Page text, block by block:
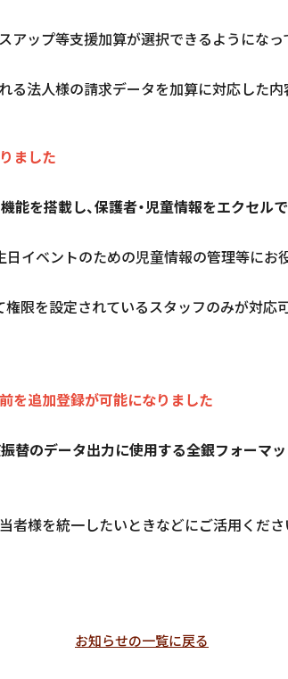
ップ等支援加算が選択できるようになっ
法人様の請求データを加算に対応した内
ました
能を搭載し、保護者・児童情報をエクセル
イベントのための児童情報の管理等にお
限を設定されているスタッフのみが対応
を追加登録が可能になりました
替のデータ出力に使用する全銀フォーマ
様を統一したいときなどにご活用くださ
お知らせの一覧に戻る